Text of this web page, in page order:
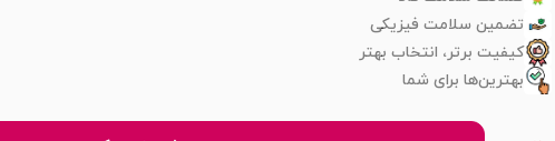
تضمین سلامت فیزیکی
کیفیت برتر، انتخاب بهتر
بهترین‌ها برای شما